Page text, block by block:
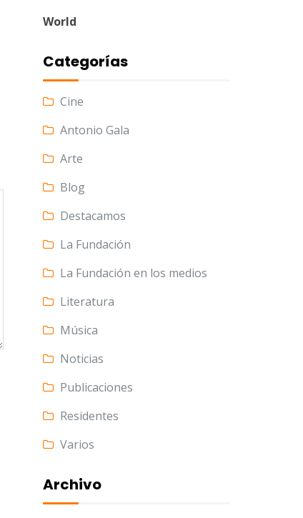
World
Categorías
Cine
Antonio Gala
Arte
Blog
Destacamos
La Fundación
La Fundación en los medios
Literatura
Música
Noticias
Publicaciones
Residentes
Varios
Archivo